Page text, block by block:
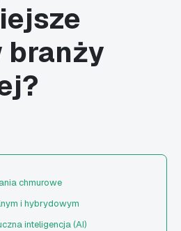
branży
chmurowe
i hybrydowym
inteligencja (AI)